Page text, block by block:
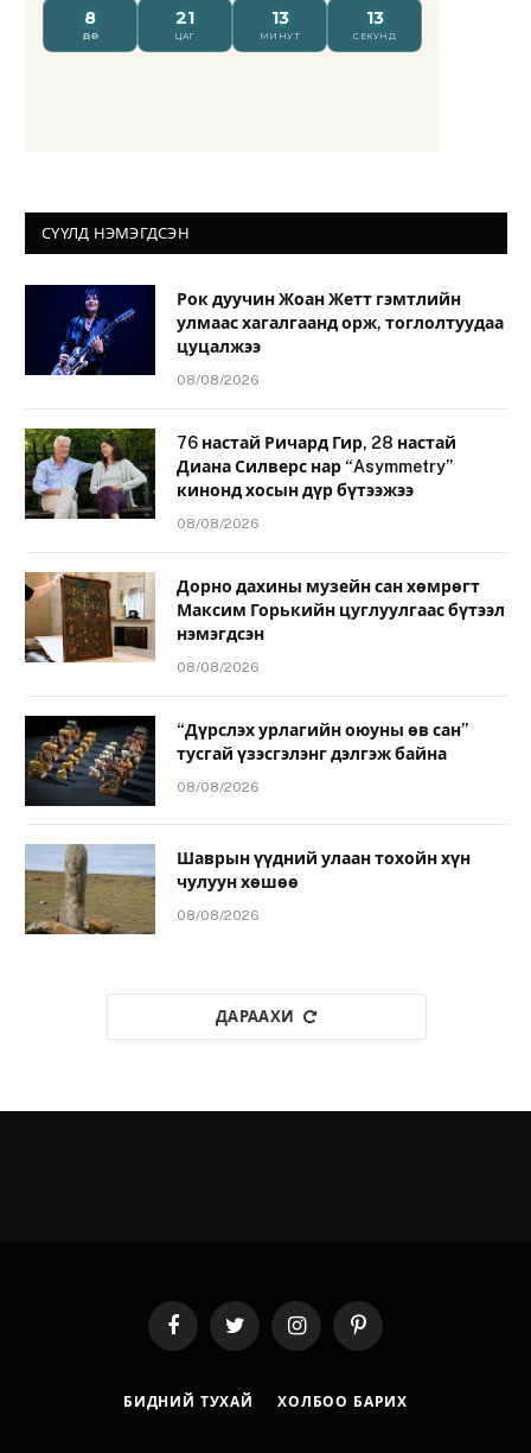
СҮҮЛД НЭМЭГДСЭН
Рок дуучин Жоан Жетт гэмтлийн
улмаас хагалгаанд орж, тоглолтуудаа
цуцалжээ
08/08/2026
76 настай Ричард Гир, 28 настай
Диана Силверс нар “Asymmetry”
кинонд хосын дүр бүтээжээ
08/08/2026
Дорно дахины музейн сан хөмрөгт
Максим Горькийн цуглуулгаас бүтээл
нэмэгдсэн
08/08/2026
“Дүрслэх урлагийн оюуны өв сан”
тусгай үзэсгэлэнг дэлгэж байна
08/08/2026
Шаврын үүдний улаан тохойн хүн
чулуун хөшөө
08/08/2026
ДАРААХИ
FacebookTwitter InstagramPinterest
БИДНИЙ ТУХАЙ ХОЛБОО БАРИХ